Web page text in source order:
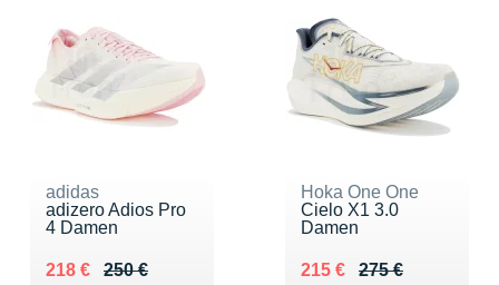
adidas
adizero Adios Pro
4 Damen
250 €
Au lieu de 250 €
218 €
Vendu 218 €
Hoka One One
Cielo X1 3.0
Damen
275 €
Au lieu de 275 €
215 €
Vendu 215 €